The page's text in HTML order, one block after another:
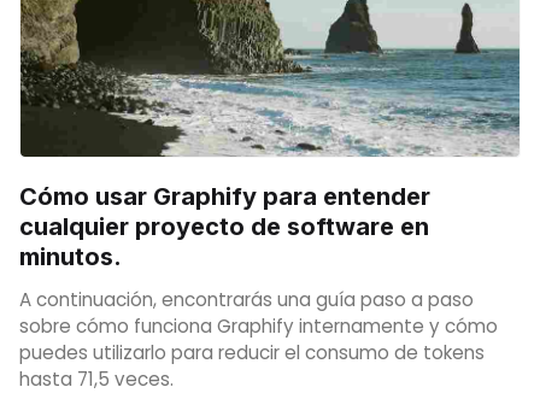
Cómo usar Graphify para entender
cualquier proyecto de software en
minutos.
A continuación, encontrarás una guía paso a paso
sobre cómo funciona Graphify internamente y cómo
puedes utilizarlo para reducir el consumo de tokens
hasta 71,5 veces.